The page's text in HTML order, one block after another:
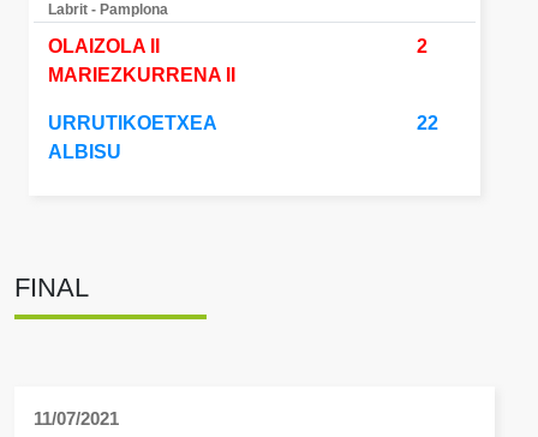
Labrit - Pamplona
OLAIZOLA II
MARIEZKURRENA II
2
URRUTIKOETXEA
ALBISU
22
FINAL
11/07/2021